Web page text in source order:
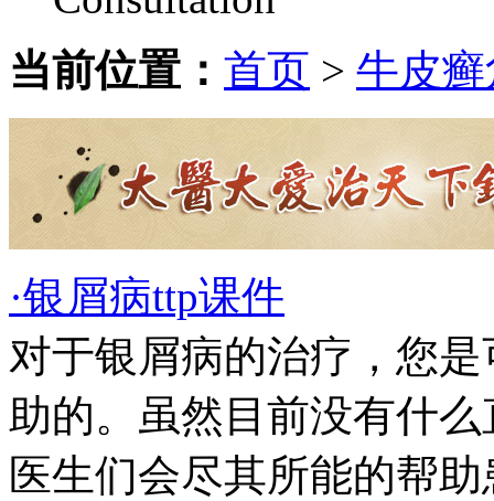
当前位置： 首页 > 牛皮
·银屑病ttp课件
对于银屑病的治疗，您
助的。虽然目前没有什
医生们会尽其所能的帮